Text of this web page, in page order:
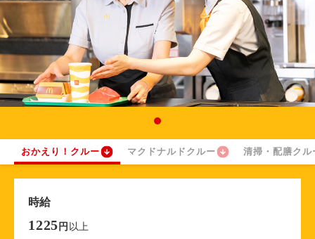
おかえり！クルー マクドナルドクルー 清掃・配膳クル
時給
1225 円 以上